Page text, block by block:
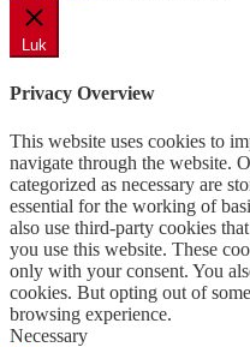
Luk
Privacy Overview
This website uses cookies to
navigate through the website.
categorized as necessary are
essential for the working of
also use third-party cookies
you use this website. These
only with your consent. You
cookies. But opting out of
browsing experience.
Necessary